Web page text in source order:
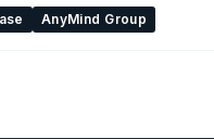
AnyMind Group